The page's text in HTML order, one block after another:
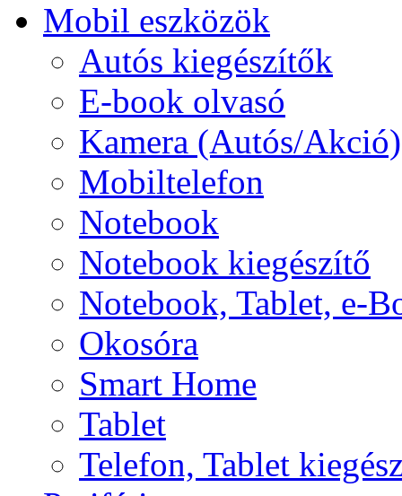
Mobil eszközök
Autós kiegészítők
E-book olvasó
Kamera (Autós/Akció)
Mobiltelefon
Notebook
Notebook kiegészítő
Notebook, Tablet, e-
Okosóra
Smart Home
Tablet
Telefon, Tablet